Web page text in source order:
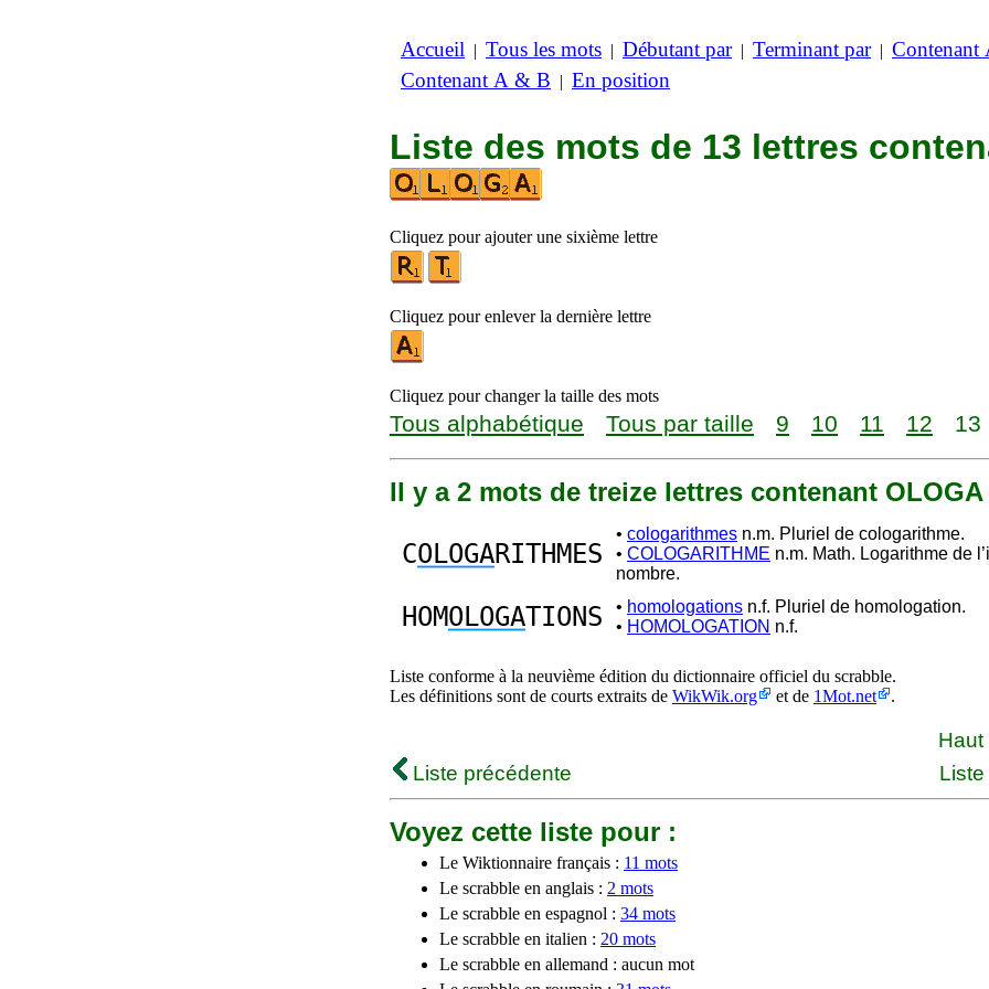
Accueil | Tous les mots | Débutant par| Terminant par| Contenant
Contenant A & B | En position
Liste des mots de 13 lettres
Cliquez pour ajouter une sixième lettre
Cliquez pour enlever la dernière lettre
Cliquez pour changer la taille des mots
Tous alphabétique Tous par taille 9 10 11 12 13
Il y a 2 mots de treize lettres contenant OLOGA
COLOGARITHMES
• cologarithmes n.m. Pluriel de cologarithme.
• COLOGARITHME n.m. Math. Logarithme de
nombre.
HOMOLOGATIONS • homologations n.f. Pluriel de homologation.
• HOMOLOGATION n.f.
Liste conforme à la neuvième édition du dictionnaire officiel du scrabble.
Les définitions sont de courts extraits de WikWik.org et de 1Mot.net .
Haut
Liste précédente
Voyez cette liste pour :
Le Wiktionnaire français : 11 mots
Le scrabble en anglais : 2 mots
Le scrabble en espagnol : 34 mots
Le scrabble en italien : 20 mots
Le scrabble en allemand : aucun mot